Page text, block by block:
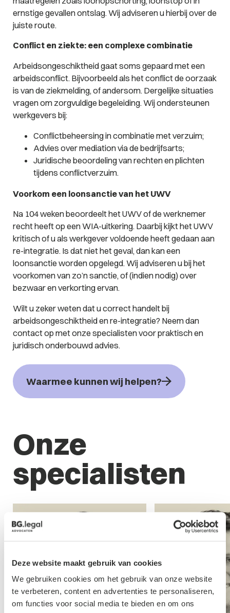
Deze website maakt gebruik van cookies
We gebruiken cookies om het gebruik van onze website
te verbeteren, content en advertenties te personaliseren,
om functies voor social media te bieden en om ons
ernstige gevallen ontslag. Wij adviseren u hierbij over de
juiste route.
Conflict en ziekte: een complexe combinatie
Arbeidsongeschiktheid gaat soms gepaard met een
arbeidsconflict. Bijvoorbeeld als het conflict de oorzaak
is van de ziekmelding, of andersom. Dergelijke situaties
vragen om zorgvuldige begeleiding. Wij ondersteunen
werkgevers bij:
Conflictbeheersing in combinatie met verzuim;
Advies over mediation via de bedrijfsarts;
Juridische beoordeling van rechten en plichten
tijdens conflictverzuim.
Voorkom een loonsanctie van het UWV
Na 104 weken beoordeelt het UWV of de werknemer
recht heeft op een WIA-uitkering. Daarbij kijkt het UWV
kritisch of u als werkgever voldoende heeft gedaan aan
re-integratie. Is dat niet het geval, dan kan een
loonsanctie worden opgelegd. Wij adviseren u bij het
voorkomen van zo’n sanctie, of (indien nodig) over
bezwaar en verkorting ervan.
Wilt u zeker weten dat u correct handelt bij
arbeidsongeschiktheid en re-integratie? Neem dan
contact op met onze specialisten voor praktisch en
juridisch onderbouwd advies.
Waarmee kunnen wij helpen?
Onze
specialisten